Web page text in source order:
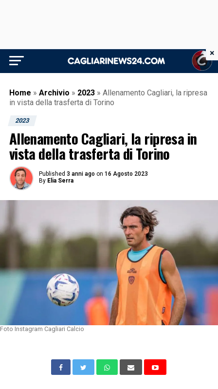
Home » Archivio » 2023 » Allenamento Cagliari, la ripresa
in vista della trasferta di Torino
2023
Allenamento Cagliari, la ripresa in
vista della trasferta di Torino
Published 3 anni ago on 16 Agosto 2023
By Elia Serra
Foto Instagram Cagliari Calcio
×